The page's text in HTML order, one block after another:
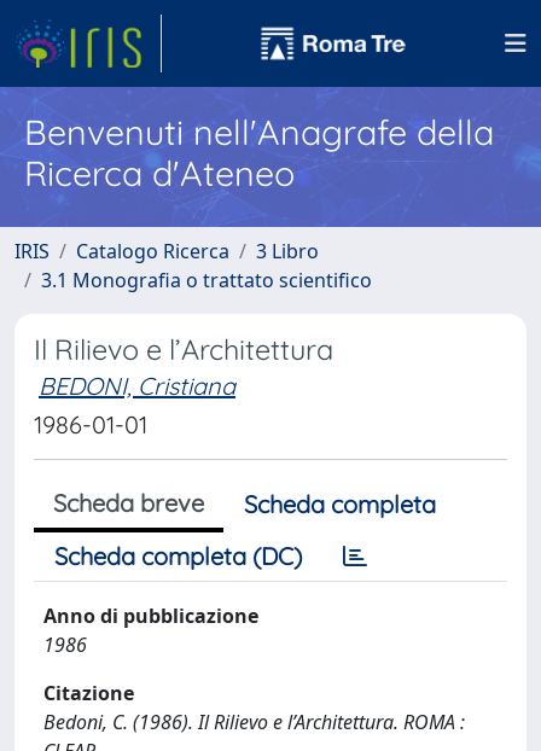
Benvenuti nell'Anagrafe della
Ricerca d'Ateneo
IRIS Catalogo Ricerca
3 Libro
3.1 Monografia o trattato scientifico
Il Rilievo e l’Architettura
BEDONI, Cristiana
1986-01-01
Scheda breve
Scheda completa
Scheda completa (DC)
Anno di pubblicazione
1986
Citazione
Bedoni, C. (1986). Il Rilievo e l’Architettura. ROMA :